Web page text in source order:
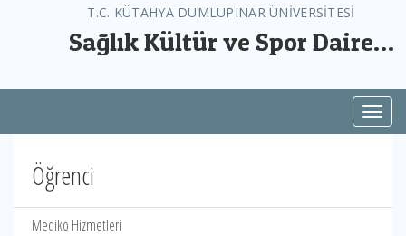
T.C. KÜTAHYA DUMLUPINAR ÜNİVERSİTESİ
Sağlık Kültür ve Spor Daire
Öğrenci
Mediko Hizmetleri